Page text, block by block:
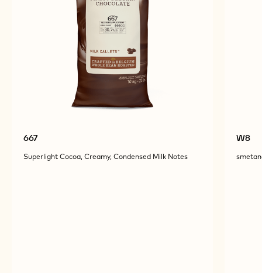
667
Superlight Cocoa, Creamy, Condensed Milk Notes
W8